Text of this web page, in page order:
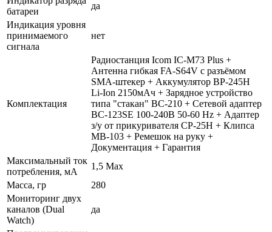
батареи
да
Индикация уровня
принимаемого
сигнала
нет
Комплектация
Радиостанция Icom IC-M73 Plus +
Антенна гибкая FA-S64V с разъёмом
SMA-штекер + Аккумулятор BP-245H
Li-Ion 2150мАч + Зарядное устройство
типа "стакан" BC-210 + Сетевой адаптер
BC-123SE 100-240В 50-60 Hz + Адаптер
з/у от прикуривателя CP-25H + Клипса
MB-103 + Ремешок на руку +
Документация + Гарантия
Максимальный ток
потребления, мА
1,5 Max
Масса, гр
280
Мониторинг двух
каналов (Dual
Watch)
да